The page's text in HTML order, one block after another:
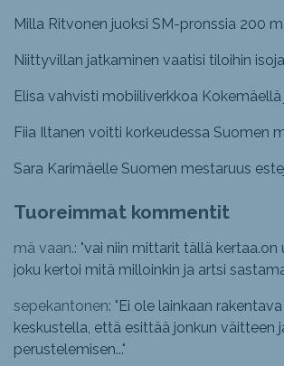
Milla Ritvonen juoksi SM-pronssia 200
Niittyvillan jatkaminen vaatisi tiloihin
Elisa vahvisti mobiiliverkkoa
Fiia Iltanen voitti korkeudessa Suomen
Sara Karimäelle Suomen mestaruus
Tuoreimmat kommentit
mä vaan.: "vai niin mittarit tällä kertaa.on
joku kertoi mitä milloinkin ja artsi
sepekantonen: "Ei ole lainkaan
keskustella, että esittää jonkun väitteen
perustelemisen..."